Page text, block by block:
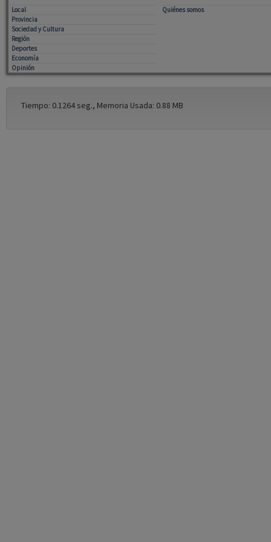
Local
Provincia
Sociedad y Cultura
Región
Deportes
Economía
Opinión
Quiénes somos
Tiempo: 0.1264 seg., Memoria Usada: 0.88 MB